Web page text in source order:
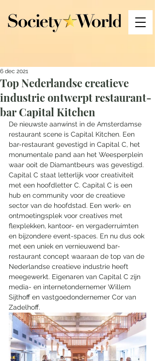
Top Nederlandse creatieve
industrie ontwerpt restaurant-
bar Capital Kitchen
6 dec 2021
De nieuwste aanwinst in de Amsterdamse
restaurant scene is Capital Kitchen. Een
bar-restaurant gevestigd in Capital C, het
monumentale pand aan het Weesperplein
waar ooit de Diamantbeurs was gevestigd.
Capital C staat letterlijk voor creativiteit
met een hoofdletter C. Capital C is een
hub en community voor de creatieve
sector van de hoofdstad. Een werk- en
ontmoetingsplek voor creatives met
flexplekken, kantoor- en vergaderruimten
en bijzondere event-spaces. En nu dus ook
met een uniek en vernieuwend bar-
restaurant concept waaraan de top van de
Nederlandse creatieve industrie heeft
meegewerkt. Eigenaren van Capital C zijn
media- en internetondernemer Willem
Sijthoff en vastgoedondernemer Cor van
Zadelhoff.